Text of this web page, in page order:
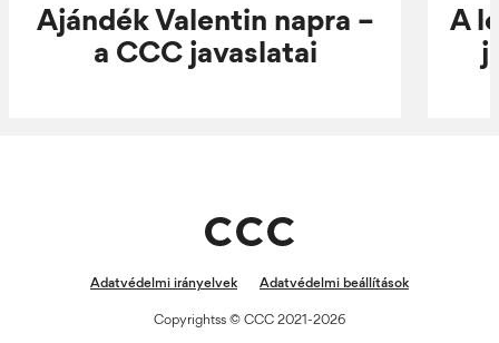
Ajándék Valentin napra –
a CCC javaslatai
A
Adatvédelmi irányelvek Adatvédelmi beállítások
Copyrightss © CCC 2021-2026